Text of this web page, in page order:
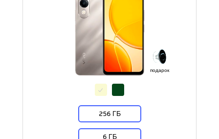
подарок
256 ГБ
6 ГБ